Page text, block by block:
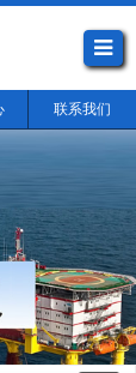
联系我们